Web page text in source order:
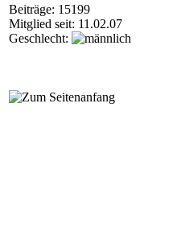
Beiträge: 15199
Mitglied seit: 11.02.07
Geschlecht: